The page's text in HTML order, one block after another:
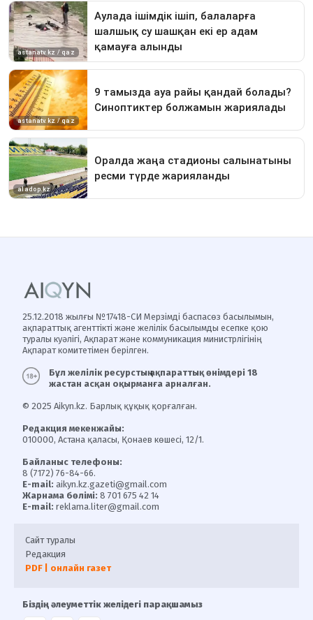
25.12.2018 жылғы №17418-СИ Мерзімді баспасөз басылымын,
ақпараттық агенттікті және желілік басылымды есепке қою
туралы куәлігі, Ақпарат және коммуникация министрлігінің
Ақпарат комитетімен берілген.
Бұл желілік ресурстың ақпараттық өнімдері 18
жастан асқан оқырманға арналған.
© 2025 Aikyn.kz. Барлық құқық қорғалған.
Редакция мекенжайы:
010000, Астана қаласы, Қонаев көшесі, 12/1.
Байланыс телефоны:
8 (7172) 76-84-66.
E-mail: aikyn.kz.gazeti@gmail.com
Жарнама бөлімі: 8 701 675 42 14
E-mail: reklama.liter@gmail.com
Сайт туралы
Редакция
PDF | онлайн газет
Біздің әлеуметтік желідегі парақшамыз